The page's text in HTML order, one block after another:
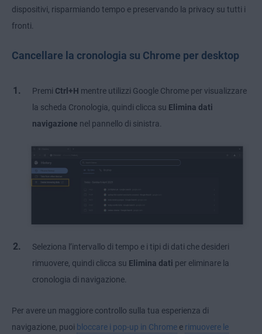
dispositivi, risparmiando tempo e preservando la privacy su tutti i
fronti.
Cancellare la cronologia su Chrome per desktop
Premi Ctrl+H mentre utilizzi Google Chrome per visualizzare
la scheda Cronologia, quindi clicca su Elimina dati
navigazione nel pannello di sinistra.
Seleziona l’intervallo di tempo e i tipi di dati che desideri
rimuovere, quindi clicca su Elimina dati per eliminare la
cronologia di navigazione.
Per avere un maggiore controllo sulla tua esperienza di
navigazione, puoi bloccare i pop-up in Chrome e rimuovere le